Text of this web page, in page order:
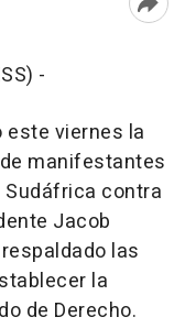
-
este viernes la
manifestantes
contra
Jacob
las
la
de Derecho.